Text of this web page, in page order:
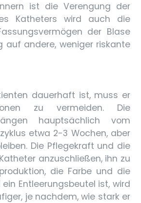
ist die Verengung der
Katheters wird auch die
der Blase
auf andere, weniger riskante
dauerhaft ist, muss er
zu vermeiden. Die
hauptsächlich vom
etwa 2-3 Wochen, aber
Die Pflegekraft und die
anzuschließen, ihn zu
die Farbe und die
Entleerungsbeutel ist, wird
je nachdem, wie stark er